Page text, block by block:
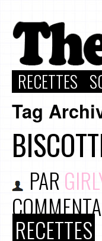
RECETTES
Tag
PAR
RECETTES